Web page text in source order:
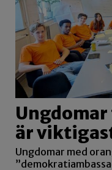
Ungdomar
är
Ungdomar med